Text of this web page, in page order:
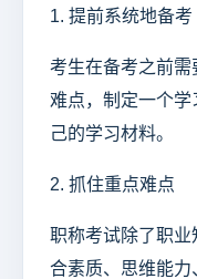
1. 提前系统地备考
考生在备考之前需
难点，制定一个
己的学习材料。
2. 抓住重点难点
职称考试除了职
合素质、思维能